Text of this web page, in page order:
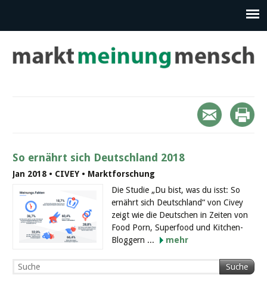
So ernährt sich Deutschland 2018
Jan 2018 • CIVEY • Marktforschung
Die Studie „Du bist, was du isst: So
ernährt sich Deutschland“ von Civey
zeigt wie die Deutschen in Zeiten von
Food Porn, Superfood und Kitchen-
Bloggern ...
mehr
Suche